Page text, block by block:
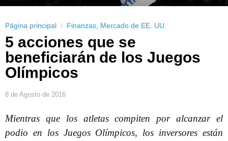
Página principal Finanzas Mercado de EE. UU.
5 acciones que se
beneficiarán de los Juegos
Olímpicos
8 de Agosto de 2016
Mientras que los atletas compiten por alcanzar el
podio en los Juegos Olímpicos, los inversores están